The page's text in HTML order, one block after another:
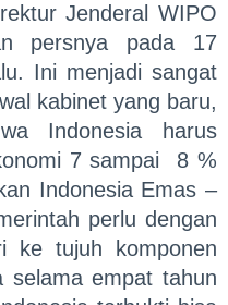
Jenderal WIPO
persnya pada 17
Ini menjadi sangat
kabinet yang baru,
Indonesia harus
7 sampai 8 %
Indonesia Emas –
perlu dengan
ke tujuh komponen
selama empat tahun